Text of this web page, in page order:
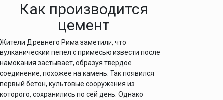
Как производится
цемент
Жители Древнего Рима заметили, что
вулканический пепел с примесью извести после
намокания застывает, образуя твердое
соединение, похожее на камень. Так появился
первый бетон, культовые сооружения из
которого, сохранились по сей день. Однако